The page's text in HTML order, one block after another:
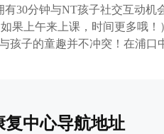
有30分钟与NT孩子社交互动
果上午来上课，时间更多哦
孩子的童趣并不冲突！在浦
中心导航地址